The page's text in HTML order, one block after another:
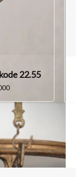
22.55